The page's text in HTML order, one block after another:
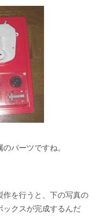
のパーツですね。
作を行うと、下の写真の
ックスが完成するんだ